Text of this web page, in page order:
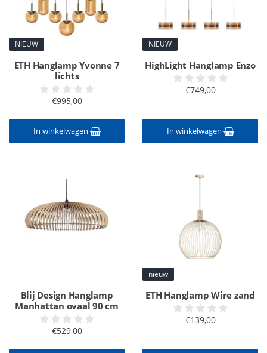
NIEUW
ETH Hanglamp Yvonne 7
lichts
€995,00
In winkelwagen
NIEUW
HighLight Hanglamp Enzo
€749,00
In winkelwagen
Blij Design Hanglamp
Manhattan ovaal 90 cm
€529,00
nieuw
ETH Hanglamp Wire zand
€139,00